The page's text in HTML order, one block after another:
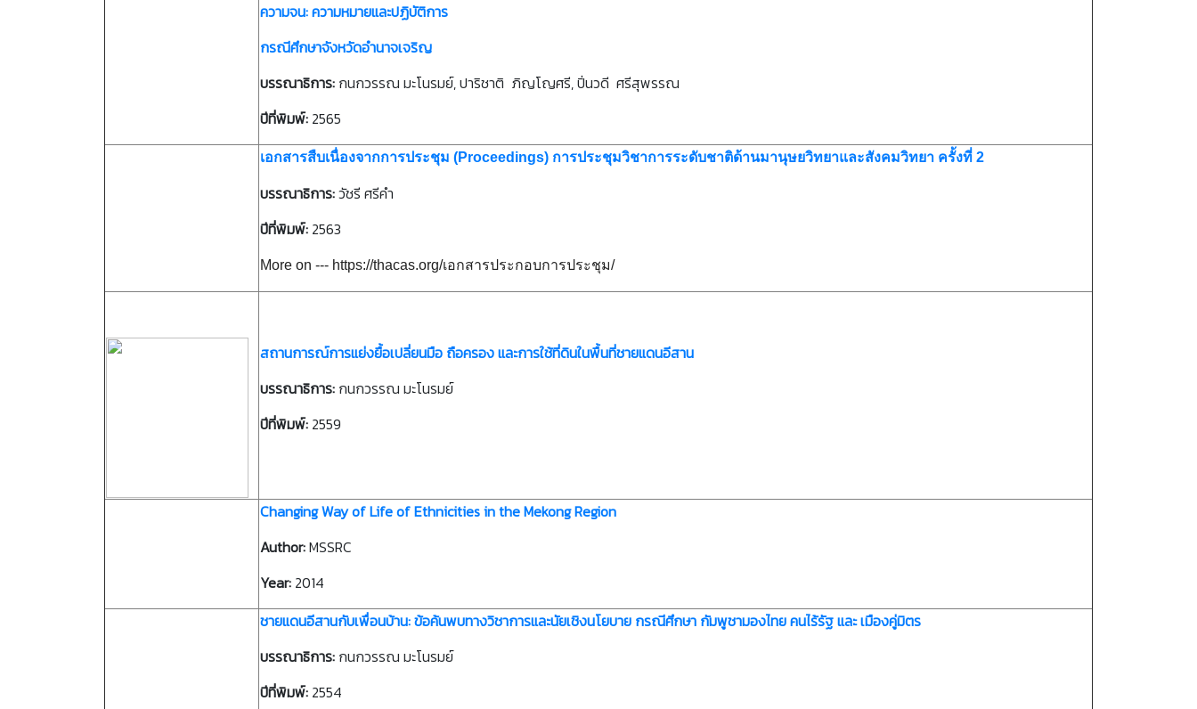
ความจน: ความหมายและปฏิบัติการ
กรณีศึกษาจังหวัดอำนาจเจริญ
บรรณาธิการ: กนกวรรณ มะโนรมย์, ปาริชาติ ภิญโญศรี, ปิ่นวดี ศรีสุพรรณ
ปีที่พิมพ์: 2565
เอกสารสืบเนื่องจากการประชุม (Proceedings) การประชุมวิชาการระดับชาติด้านมานุษยวิทยาและสังคมวิทยา ครั้งที่ 2
บรรณาธิการ:วัชรี ศรีคำ
ปีที่พิมพ์: 2563
More on --- https://thacas.org/เอกสารประกอบการประชุม/
สถานการณ์การแย่งยื้อเปลี่ยนมือ ถือครอง และการใช้ที่ดินในพื้นที่ชายแดนอีสาน
บรรณาธิการ: กนกวรรณ มะโนรมย์
ปีที่พิมพ์: 2559
Changing Way of Life of Ethnicities in the Mekong Region
Author:MSSRC
Year: 2014
ชายแดนอีสานกับเพื่อนบ้าน: ข้อค้นพบทางวิชาการและนัยเชิงนโยบาย กรณีศึกษา กัมพูชามองไทย คนไร้รัฐ และ เมืองคู่มิตร
บรรณาธิการ: กนกวรรณ มะโนรมย์
ปีที่พิมพ์: 2554